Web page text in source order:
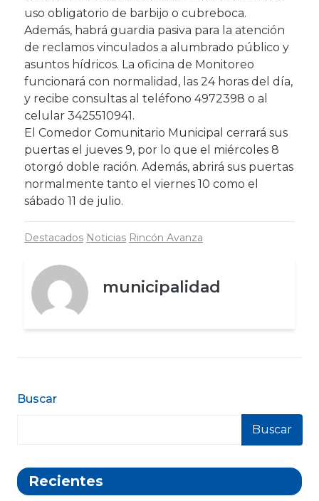
Buscar
Buscar
Recientes
uso obligatorio de barbijo o cubreboca.
Además, habrá guardia pasiva para la atención
de reclamos vinculados a alumbrado público y
asuntos hídricos. La oficina de Monitoreo
funcionará con normalidad, las 24 horas del día,
y recibe consultas al teléfono 4972398 o al
celular 3425510941.
El Comedor Comunitario Municipal cerrará sus
puertas el jueves 9, por lo que el miércoles 8
otorgó doble ración. Además, abrirá sus puertas
normalmente tanto el viernes 10 como el
sábado 11 de julio.
Destacados Noticias Rincón Avanza
municipalidad